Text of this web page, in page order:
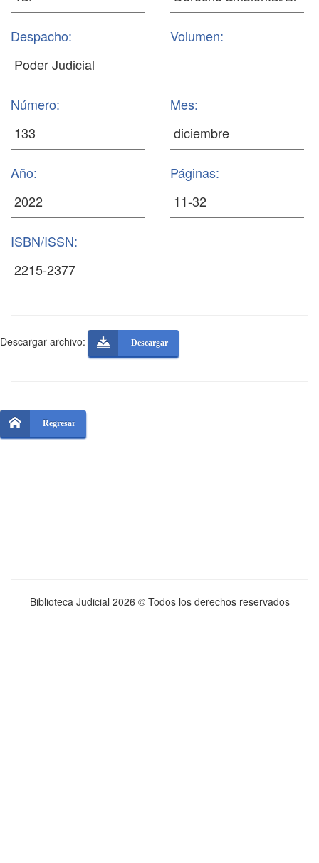
Despacho: Volumen:
Número: Mes:
Año: Páginas:
ISBN/ISSN:
Descargar archivo: Descargar
Regresar
Biblioteca Judicial 2026 © Todos los derechos reservados